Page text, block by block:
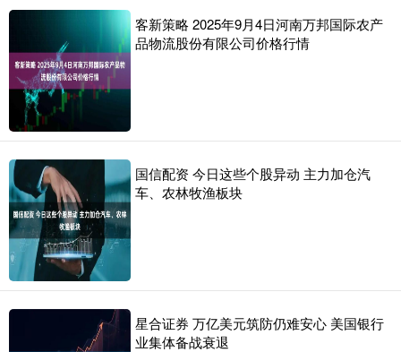
客新策略 2025年9月4日河南万邦国际农产
品物流股份有限公司价格行情
国信配资 今日这些个股异动 主力加仓汽
车、农林牧渔板块
星合证券 万亿美元筑防仍难安心 美国银行
业集体备战衰退